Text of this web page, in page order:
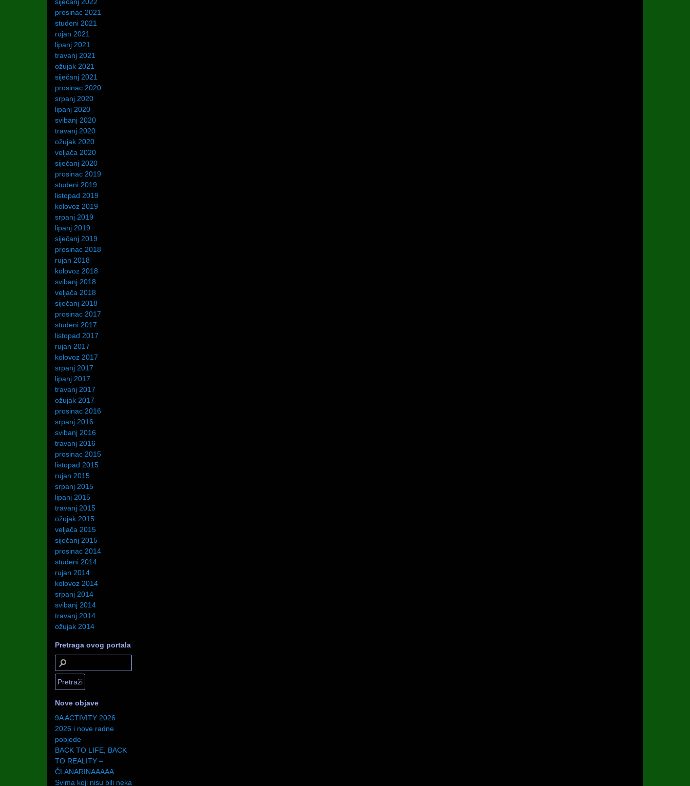
siječanj 2022
prosinac 2021
studeni 2021
rujan 2021
lipanj 2021
travanj 2021
ožujak 2021
siječanj 2021
prosinac 2020
srpanj 2020
lipanj 2020
svibanj 2020
travanj 2020
ožujak 2020
veljača 2020
siječanj 2020
prosinac 2019
studeni 2019
listopad 2019
kolovoz 2019
srpanj 2019
lipanj 2019
siječanj 2019
prosinac 2018
rujan 2018
kolovoz 2018
svibanj 2018
veljača 2018
siječanj 2018
prosinac 2017
studeni 2017
listopad 2017
rujan 2017
kolovoz 2017
srpanj 2017
lipanj 2017
travanj 2017
ožujak 2017
prosinac 2016
srpanj 2016
svibanj 2016
travanj 2016
prosinac 2015
listopad 2015
rujan 2015
srpanj 2015
lipanj 2015
travanj 2015
ožujak 2015
veljača 2015
siječanj 2015
prosinac 2014
studeni 2014
rujan 2014
kolovoz 2014
srpanj 2014
svibanj 2014
travanj 2014
ožujak 2014
Pretraga ovog portala
Nove objave
9A ACTIVITY 2026
2026 i nove radne
pobjede
BACK TO LIFE, BACK
TO REALITY –
ČLANARINAAAAA
Svima koji nisu bili neka